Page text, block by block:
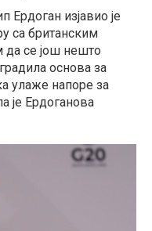
Ердоган изјавио је
са британским
се још нешто
основа за
улаже напоре за
је Ердоганова